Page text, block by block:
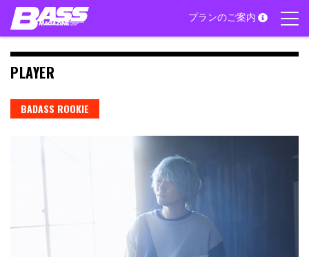
Skip
content
プランのご案内
PLAYER
BADASS ROOKIE